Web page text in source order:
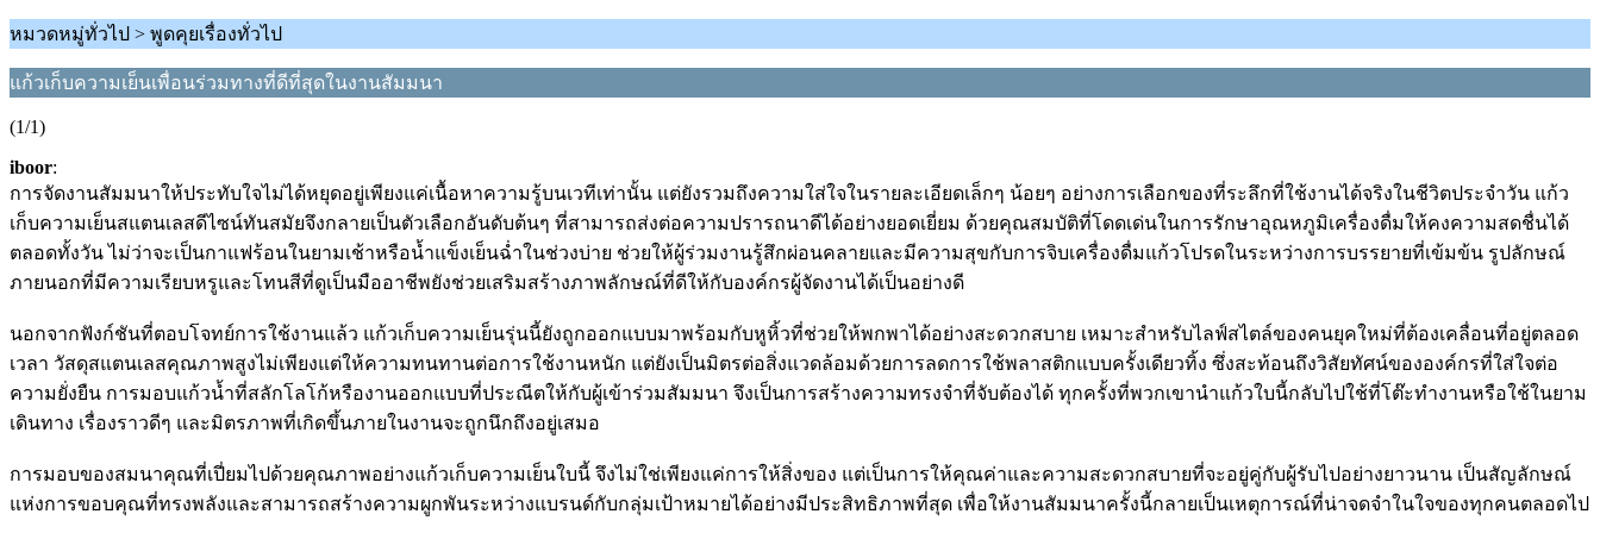
หมวดหมู่ทั่วไป > พูดคุยเรื่องทั่วไป
แก้วเก็บความเย็นเพื่อนร่วมทางที่ดีที่สุดในงานสัมมนา
(1/1)
iboor:
การจัดงานสัมมนาให้ประทับใจไม่ได้หยุดอยู่เพียงแค่เนื้อหาความรู้บนเวทีเท่านั้น แต่ยังรวมถึงความใส่ใจในรายละเอียดเล็กๆ น้อยๆ อย่างการเลือกของที่ระลึกที่ใช้งานได้จริงในชีวิตประจำวัน แก้ว
เก็บความเย็นสแตนเลสดีไซน์ทันสมัยจึงกลายเป็นตัวเลือกอันดับต้นๆ ที่สามารถส่งต่อความปรารถนาดีได้อย่างยอดเยี่ยม ด้วยคุณสมบัติที่โดดเด่นในการรักษาอุณหภูมิเครื่องดื่มให้คงความสดชื่นได้
ตลอดทั้งวัน ไม่ว่าจะเป็นกาแฟร้อนในยามเช้าหรือน้ำแข็งเย็นฉ่ำในช่วงบ่าย ช่วยให้ผู้ร่วมงานรู้สึกผ่อนคลายและมีความสุขกับการจิบเครื่องดื่มแก้วโปรดในระหว่างการบรรยายที่เข้มข้น รูปลักษณ์
ภายนอกที่มีความเรียบหรูและโทนสีที่ดูเป็นมืออาชีพยังช่วยเสริมสร้างภาพลักษณ์ที่ดีให้กับองค์กรผู้จัดงานได้เป็นอย่างดี
นอกจากฟังก์ชันที่ตอบโจทย์การใช้งานแล้ว แก้วเก็บความเย็นรุ่นนี้ยังถูกออกแบบมาพร้อมกับหูหิ้วที่ช่วยให้พกพาได้อย่างสะดวกสบาย เหมาะสำหรับไลฟ์สไตล์ของคนยุคใหม่ที่ต้องเคลื่อนที่อยู่ตลอด
เวลา วัสดุสแตนเลสคุณภาพสูงไม่เพียงแต่ให้ความทนทานต่อการใช้งานหนัก แต่ยังเป็นมิตรต่อสิ่งแวดล้อมด้วยการลดการใช้พลาสติกแบบครั้งเดียวทิ้ง ซึ่งสะท้อนถึงวิสัยทัศน์ขององค์กรที่ใส่ใจต่อ
ความยั่งยืน การมอบแก้วน้ำที่สลักโลโก้หรืองานออกแบบที่ประณีตให้กับผู้เข้าร่วมสัมมนา จึงเป็นการสร้างความทรงจำที่จับต้องได้ ทุกครั้งที่พวกเขานำแก้วใบนี้กลับไปใช้ที่โต๊ะทำงานหรือใช้ในยาม
เดินทาง เรื่องราวดีๆ และมิตรภาพที่เกิดขึ้นภายในงานจะถูกนึกถึงอยู่เสมอ
การมอบของสมนาคุณที่เปี่ยมไปด้วยคุณภาพอย่างแก้วเก็บความเย็นใบนี้ จึงไม่ใช่เพียงแค่การให้สิ่งของ แต่เป็นการให้คุณค่าและความสะดวกสบายที่จะอยู่คู่กับผู้รับไปอย่างยาวนาน เป็นสัญลักษณ์
แห่งการขอบคุณที่ทรงพลังและสามารถสร้างความผูกพันระหว่างแบรนด์กับกลุ่มเป้าหมายได้อย่างมีประสิทธิภาพที่สุด เพื่อให้งานสัมมนาครั้งนี้กลายเป็นเหตุการณ์ที่น่าจดจำในใจของทุกคนตลอดไป